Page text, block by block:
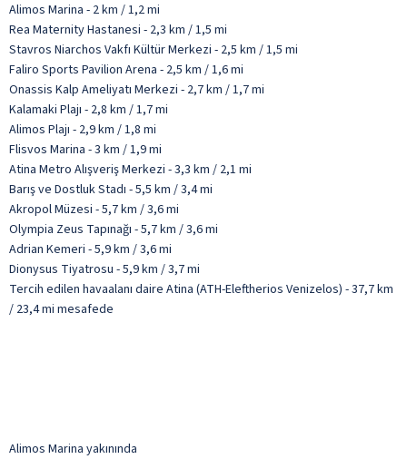
Alimos Marina - 2 km / 1,2 mi
Rea Maternity Hastanesi - 2,3 km / 1,5 mi
Stavros Niarchos Vakfı Kültür Merkezi - 2,5 km / 1,5 mi
Faliro Sports Pavilion Arena - 2,5 km / 1,6 mi
Onassis Kalp Ameliyatı Merkezi - 2,7 km / 1,7 mi
Kalamaki Plajı - 2,8 km / 1,7 mi
Alimos Plajı - 2,9 km / 1,8 mi
Flisvos Marina - 3 km / 1,9 mi
Atina Metro Alışveriş Merkezi - 3,3 km / 2,1 mi
Barış ve Dostluk Stadı - 5,5 km / 3,4 mi
Akropol Müzesi - 5,7 km / 3,6 mi
Olympia Zeus Tapınağı - 5,7 km / 3,6 mi
Adrian Kemeri - 5,9 km / 3,6 mi
Dionysus Tiyatrosu - 5,9 km / 3,7 mi
Tercih edilen havaalanı daire Atina (ATH-Eleftherios Venizelos) - 37,7 km
/ 23,4 mi mesafede
Alimos Marina yakınında